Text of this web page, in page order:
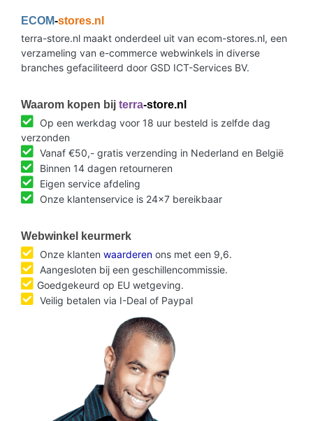
ECOM-stores.nl
terra-store.nl maakt onderdeel uit van ecom-stores.nl, een
verzameling van e-commerce webwinkels in diverse
branches gefaciliteerd door GSD ICT-Services BV.
Waarom kopen bij terra-store.nl
Op een werkdag voor 18 uur besteld is zelfde dag
verzonden
Vanaf €50,- gratis verzending in Nederland en België
Binnen 14 dagen retourneren
Eigen service afdeling
Onze klantenservice is 24x7 bereikbaar
Webwinkel keurmerk
Onze klanten waarderen ons met een 9,6.
Aangesloten bij een geschillencommissie.
Goedgekeurd op EU wetgeving.
Veilig betalen via I-Deal of Paypal